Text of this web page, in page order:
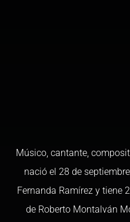
Músico, cantante,
nació el 28 de
Fernanda Ramírez y tiene
de Roberto Montalván